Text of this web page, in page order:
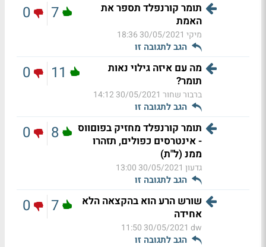
תומר קורנפלד תספר את
האמת
מיקי 30/05/2021 18:36
הגב לתגובה זו
7
0
מה עם איזה גילוי נאות
תומר?
ברבור שחור 30/05/2021 14:12
הגב לתגובה זו
11
0
תומר קורנפלד מחזיק בפוםווס
- אינטרסים כפולים, תזהרו
ממנ (ל"ת)
גדעון 30/05/2021 13:00
הגב לתגובה זו
8
0
שורש הרע הוא בהקצאה הלא
אחידה
dw
30/05/2021 11:50
הגב לתגובה זו
7
0